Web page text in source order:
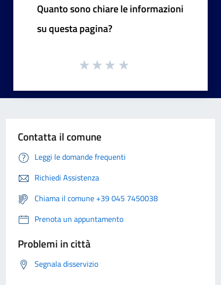
Quanto sono chiare le informazioni
su questa pagina?
Contatta il comune
Leggi le domande frequenti
Richiedi Assistenza
Chiama il comune +39 045 7450038
Prenota un appuntamento
Problemi in città
Segnala disservizio